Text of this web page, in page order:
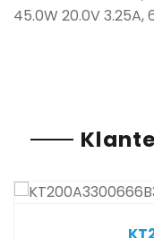
45.0W 20.0V 3.25A,